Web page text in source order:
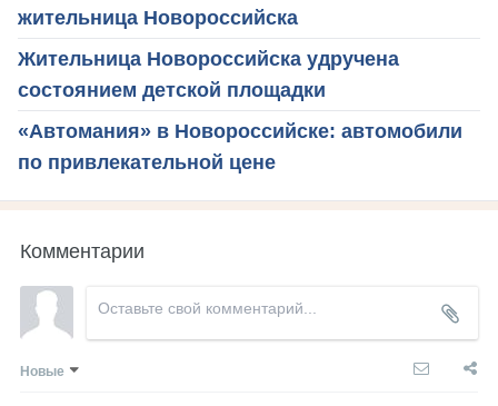
жительница Новороссийска
Жительница Новороссийска удручена
состоянием детской площадки
«Автомания» в Новороссийске: автомобили
по привлекательной цене
Комментарии
Новые